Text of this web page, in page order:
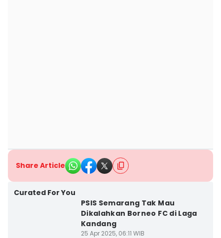
Share Article
Curated For You
PSIS Semarang Tak Mau
Dikalahkan Borneo FC di Laga
Kandang
25 Apr 2025, 06:11 WIB